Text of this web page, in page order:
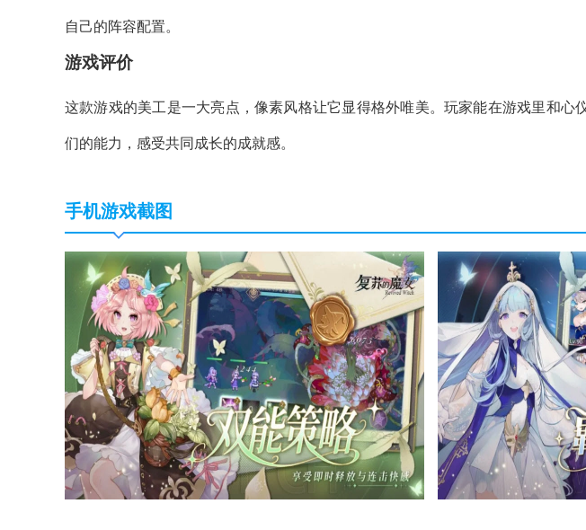
自己的阵容配置。
游戏评价
这款游戏的美工是一大亮点，像素风格让它显得格外唯美。玩家能在游戏里和心
们的能力，感受共同成长的成就感。
手机游戏截图